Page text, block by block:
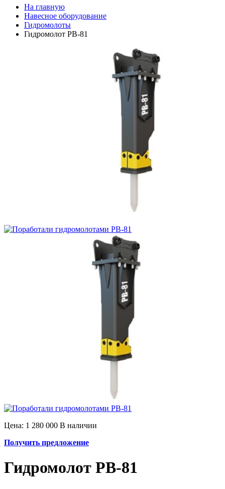
На главную
Навесное оборудование
Гидромолоты
Гидромолот PB-81
Цена: 1 280 000 В наличии
Получить предложение
Гидромолот PB-81